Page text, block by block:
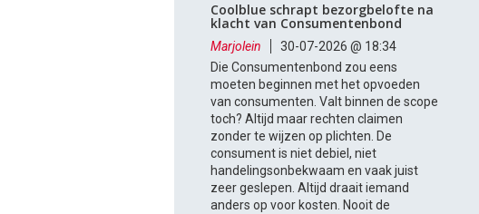
Coolblue schrapt bezorgbelofte na
klacht van Consumentenbond
Marjolein
30-07-2026 @ 18:34
Die Consumentenbond zou eens
moeten beginnen met het opvoeden
van consumenten. Valt binnen de scope
toch? Altijd maar rechten claimen
zonder te wijzen op plichten. De
consument is niet debiel, niet
handelingsonbekwaam en vaak juist
zeer geslepen. Altijd draait iemand
anders op voor kosten. Nooit de